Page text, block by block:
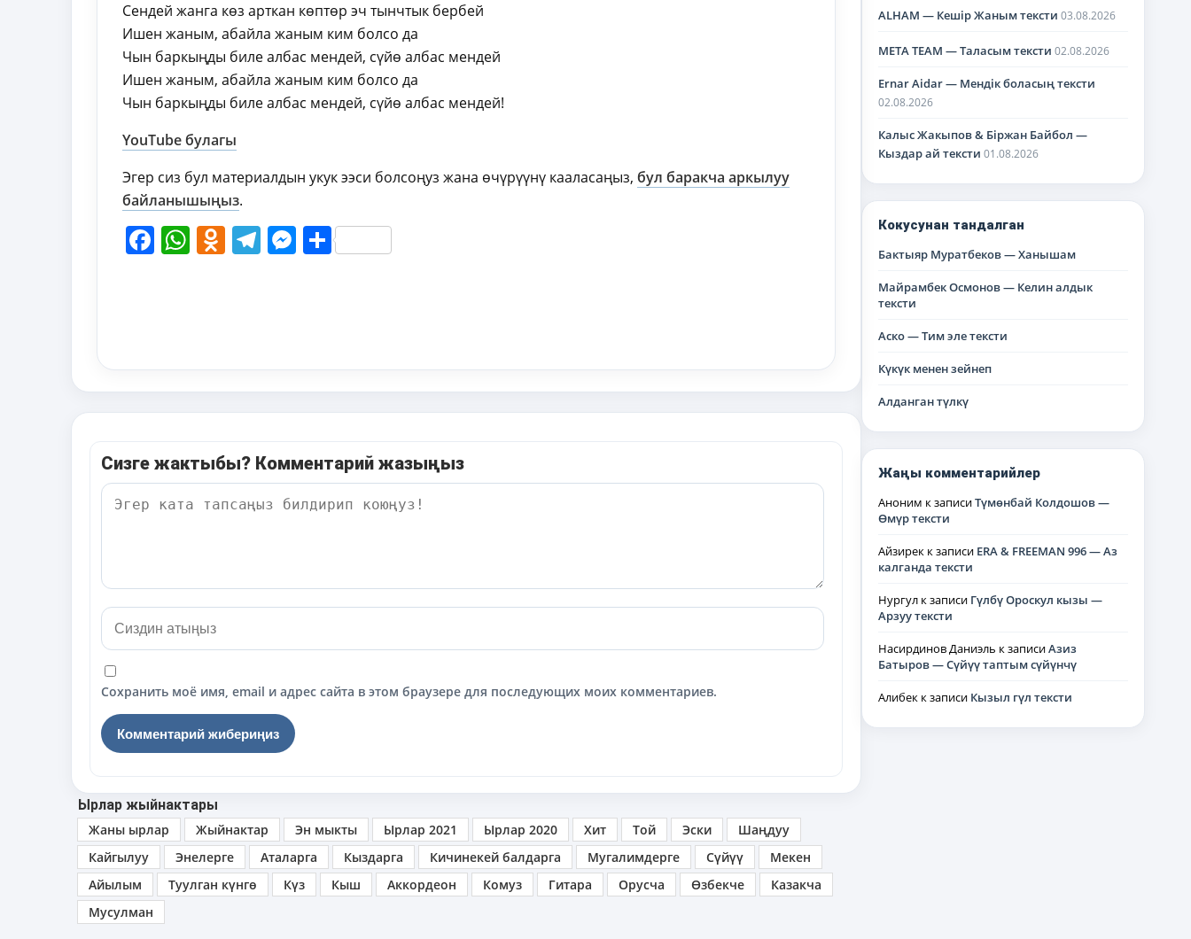
ALHAM — Кешір Жаным тексти 03.08.2026
META TEAM — Таласым тексти 02.08.2026
Ernar Aidar — Мендік боласың тексти
02.08.2026
Калыс Жакыпов & Біржан Байбол —
Кыздар ай тексти 01.08.2026
Кокусунан тандалган
Бактыяр Муратбеков — Ханышам
Майрамбек Осмонов — Келин алдык
тексти
Аско — Тим эле тексти
Күкүк менен зейнеп
Алданган түлкү
Жаңы комментарийлер
Аноним к записиТүмөнбай Колдошов —
Өмүр тексти
Айзирек к записи ERA & FREEMAN 996 — Аз
калганда тексти
Нургул к записи Гүлбү Ороскул кызы —
Арзуу тексти
Насирдинов Даниэль к записиАзиз
Батыров — Сүйүү таптым сүйүнчү
Алибек к записи Кызыл гүл тексти
Сендей жанга көз арткан көптөр эч тынчтык бербей
Ишен жаным, абайла жаным ким болсо да
Чын баркыңды биле албас мендей, сүйө албас мендей
Ишен жаным, абайла жаным ким болсо да
Чын баркыңды биле албас мендей, сүйө албас мендей!
YouTube булагы
Эгер сиз бул материалдын укук ээси болсоңуз жана өчүрүүнү кааласаңыз, бул баракча аркылуу
байланышыңыз.
Facebook
WhatsApp
Odnoklassniki
Telegram
Messenger
Share
Сизге жактыбы? Комментарий жазыңыз
Сохранить моё имя, email и адрес сайта в этом браузере для последующих моих комментариев.
Ырлар жыйнактары
Жаны ырлар
Жыйнактар Эн мыкты Ырлар 2021 Ырлар 2020 Хит Той Эски
Шаңдуу
Кайгылуу
Энелерге Аталарга Кыздарга Кичинекей балдарга Мугалимдерге Сүйүү
Мекен
Айылым
Туулган күнгө Күз Кыш Аккордеон Комуз Гитара Орусча Өзбекче
Казакча
Мусулман